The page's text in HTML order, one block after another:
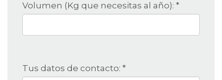
Volumen (Kg que necesitas al año): *
Tus datos de contacto: *